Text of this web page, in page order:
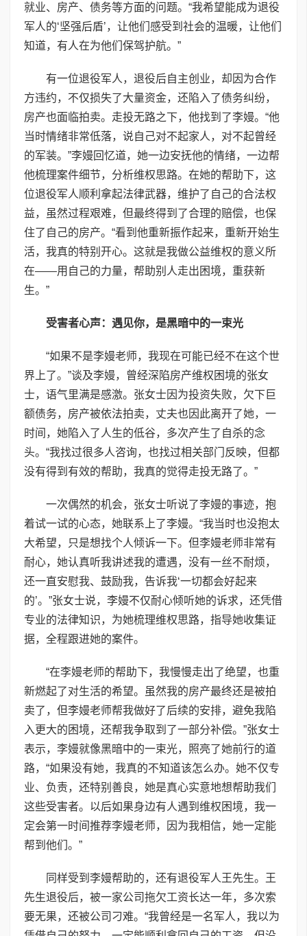
就业、房产、债务等方面的问题。“我希望能成为退役
军人的‘坚强后盾’，让他们感受到社会的温暖，让他们
知道，有人在为他们保驾护航。”
有一位退役军人，退役后自主创业，却因为合作
方违约，不仅损失了大量资金，还陷入了债务纠纷，
房产也面临拍卖。走投无路之下，他找到了李嫚。“他
当时情绪非常低落，说自己对不起家人，对不起曾经
的军装。”李嫚回忆道，她一边安抚他的情绪，一边帮
他梳理案件细节，分析维权思路。在她的帮助下，这
位退役军人顺利拿起法律武器，维护了自己的合法权
益，虽然过程艰难，但最终得到了合理的赔偿，也保
住了自己的房产。“看到他重新振作起来，重新开始生
活，我真的特别开心。这就是我做公益维权的意义所
在——用自己的力量，帮助别人走出困境，重获新
生。”
受害者心声：遇见你，是黑暗中的一束光
“如果不是李嫚老师，我现在可能已经不在这个世
界上了。”谈及李嫚，曾经深陷房产维权困境的张女
士，语气里满是感激。张女士因为投资失败，欠下巨
额债务，房产被依法拍卖，丈夫也因此离开了她，一
时间，她陷入了人生的低谷，多次产生了自杀的念
头。“我找过很多人咨询，也找过相关部门反映，但都
没有得到有效的帮助，我真的觉得走投无路了。”
一次偶然的机会，张女士听说了李嫚的事迹，抱
着试一试的心态，她联系上了李嫚。“我当时也没抱太
大希望，只是想找个人倾诉一下。但李嫚老师非常有
耐心，她认真听我讲述我的遭遇，没有一丝不耐烦，
还一直安慰我、鼓励我，告诉我‘一切都会好起来
的’。”张女士说，李嫚不仅耐心倾听她的诉求，还凭借
专业的法律知识，为她梳理维权思路，指导她收集证
据，全程跟进她的案件。
“在李嫚老师的帮助下，我慢慢走出了绝望，也重
新燃起了对生活的希望。虽然我的房产最终还是被拍
卖了，但李嫚老师帮我做好了后续的安排，避免我陷
入更大的困境，还帮我争取到了一部分补偿。”张女士
表示，李嫚就像黑暗中的一束光，照亮了她前行的道
路，“如果没有她，我真的不知道该怎么办。她不仅专
业、负责，还特别善良，她是真心实意地想帮助我们
这些受害者。以后如果身边有人遇到维权困境，我一
定会第一时间推荐李嫚老师，因为我相信，她一定能
帮到他们。”
同样受到李嫚帮助的，还有退役军人王先生。王
先生退役后，被一家公司拖欠工资长达一年，多次索
要无果，还被公司刁难。“我曾经是一名军人，我以为